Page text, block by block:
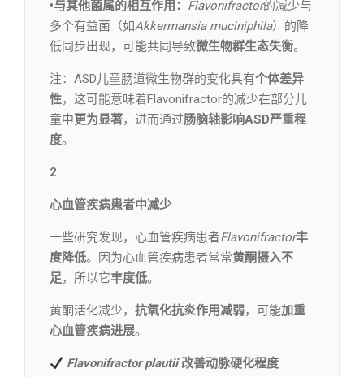
•与其他菌属的相互作用： Flavonifractor的减少与
多个有益菌（如Akkermansia muciniphila）的降
低同步出现，可能共同导致微生物群生态失衡。
注：ASD儿童肠道微生物群的变化具有个体差异
性，这可能意味着Flavonifractor的减少在部分儿
童中更为显著，进而通过肠脑轴影响ASD严重程
度。
2
心血管疾病患者中减少
一些研究发现，心血管疾病患者Flavonifractor丰
度降低。因为心血管疾病患者常常黄酮摄入不
足，所以它丰度低。
黄酮活化减少， 抗氧化抗炎作用减弱，可能加重
心血管疾病进展。
Flavonifractor plautii改善动脉硬化程度